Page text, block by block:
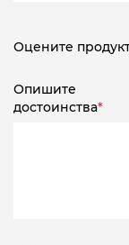
Оцените
Опишите
достоинства*